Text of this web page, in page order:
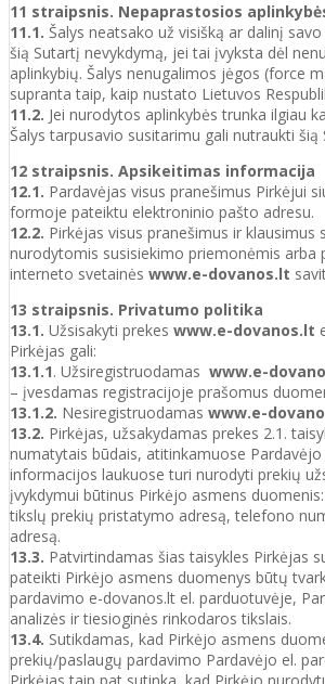
11 straipsnis. Nepaprastosios
11.1. Šalys neatsako už visišką ar dalinį
šią Sutartį nevykdymą, jei tai įvyksta dėl
aplinkybių. Šalys nenugalimos jėgos (force
supranta taip, kaip nustato Lietuvos
11.2. Jei nurodytos aplinkybės trunka ilgiau
Šalys tarpusavio susitarimu gali nutraukti šią
12 straipsnis. Apsikeitimas informacija
12.1. Pardavėjas visus pranešimus Pirkėjui
formoje pateiktu elektroninio pašto adresu.
12.2. Pirkėjas visus pranešimus ir klausimus
nurodytomis susisiekimo priemonėmis arba
interneto svetainės www.e-dovanos.lt
13 straipsnis. Privatumo politika
13.1. Užsisakyti prekes www.e-dovanos.lt
Pirkėjas gali:
13.1.1. Užsiregistruodamas www.e-
– įvesdamas registracijoje prašomus
13.1.2. Nesiregistruodamas www.e-
13.2. Pirkėjas, užsakydamas prekes 2.1.
numatytais būdais, atitinkamuose
informacijos laukuose turi nurodyti prekių
įvykdymui būtinus Pirkėjo asmens
tikslų prekių pristatymo adresą, telefono
adresą.
13.3. Patvirtindamas šias taisykles Pirkėjas
pateikti Pirkėjo asmens duomenys būtų
pardavimo e-dovanos.lt el. parduotuvėje,
analizės ir tiesioginės rinkodaros tikslais.
13.4. Sutikdamas, kad Pirkėjo asmens
prekių/paslaugų pardavimo Pardavėjo el.